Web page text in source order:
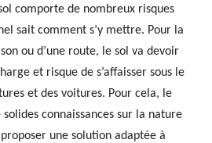
comporte de nombreux risques
sait comment s’y mettre. Pour la
ou d’une route, le sol va devoir
et risque de s’affaisser sous le
et des voitures. Pour cela, le
connaissances sur la nature
une solution adaptée à